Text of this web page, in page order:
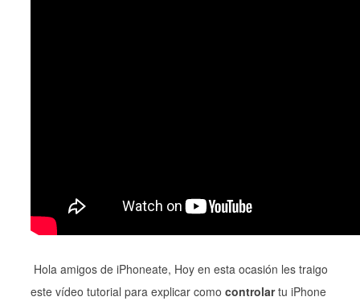
Hola amigos de iPhoneate, Hoy en esta ocasión les traigo
este vídeo tutorial para explicar como controlartu iPhone